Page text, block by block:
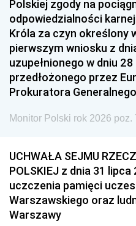
Polskiej zgody na
odpowiedzialności
Króla za czyn określony
pierwszym wniosku z
uzupełnionego w dniu
przedłożonego przez
Prokuratora Generalnego
Monitor Polski rok 2026 poz.
UCHWAŁA SEJMU
POLSKIEJ z dnia 31
uczczenia pamięci
Warszawskiego oraz
Warszawy